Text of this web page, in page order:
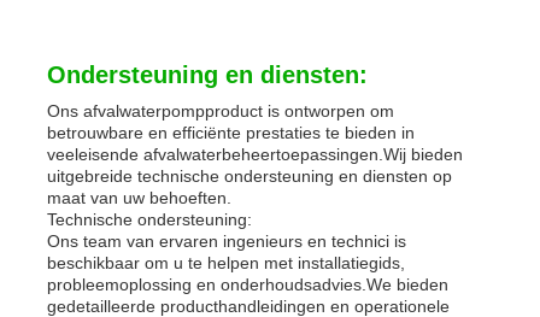
Ondersteuning en diensten:
Ons afvalwaterpompproduct is ontworpen om
betrouwbare en efficiënte prestaties te bieden in
veeleisende afvalwaterbeheertoepassingen.Wij bieden
uitgebreide technische ondersteuning en diensten op
maat van uw behoeften.
Technische ondersteuning:
Ons team van ervaren ingenieurs en technici is
beschikbaar om u te helpen met installatiegids,
probleemoplossing en onderhoudsadvies.We bieden
gedetailleerde producthandleidingen en operationele